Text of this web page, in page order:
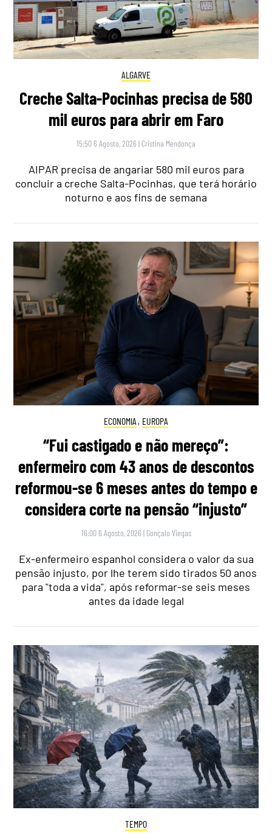
ALGARVE
Creche Salta-Pocinhas precisa de 580
mil euros para abrir em Faro
15:50 6 Agosto, 2026 | Cristina Mendonça
AIPAR precisa de angariar 580 mil euros para
concluir a creche Salta-Pocinhas, que terá horário
noturno e aos fins de semana
ECONOMIA , EUROPA
“Fui castigado e não mereço”:
enfermeiro com 43 anos de descontos
reformou-se 6 meses antes do tempo e
considera corte na pensão “injusto”
16:00 6 Agosto, 2026 | Gonçalo Viegas
Ex-enfermeiro espanhol considera o valor da sua
pensão injusto, por lhe terem sido tirados 50 anos
para "toda a vida", após reformar-se seis meses
antes da idade legal
TEMPO